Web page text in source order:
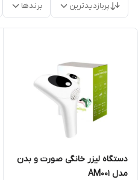
پربازدیدترین برندها
دستگاه لیزر خانگی صورت و بدن
مدل AM001